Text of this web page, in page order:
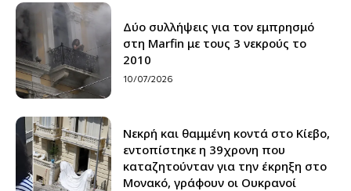
Δύο συλλήψεις για τον εμπρησμό
στη Marfin με τους 3 νεκρούς το
2010
10/07/2026
Νεκρή και θαμμένη κοντά στο Κίεβο,
εντοπίστηκε η 39χρονη που
καταζητούνταν για την έκρηξη στο
Μονακό, γράφουν οι Ουκρανοί